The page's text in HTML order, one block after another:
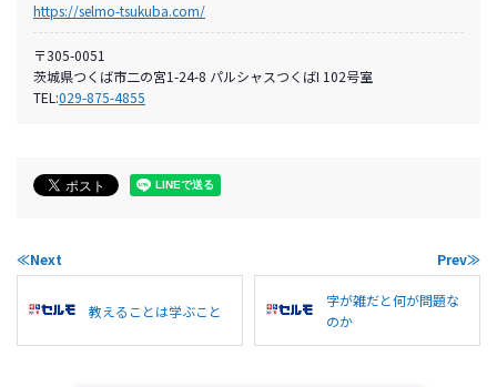
https://selmo-tsukuba.com/
〒305-0051
茨城県つくば市二の宮1-24-8 パルシャスつくばI 102号室
TEL:029-875-4855
≪Next
教えることは学ぶこと
Prev≫
字が雑だと何が問題な
のか